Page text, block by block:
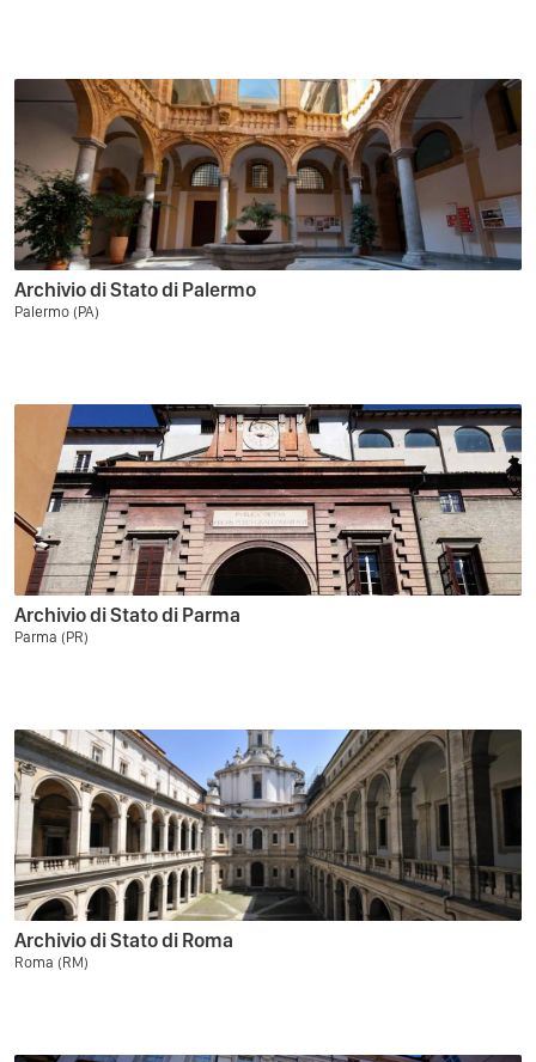
Archivio di Stato di Palermo
Palermo (PA)
Archivio di Stato di Parma
Parma (PR)
Archivio di Stato di Roma
Roma (RM)